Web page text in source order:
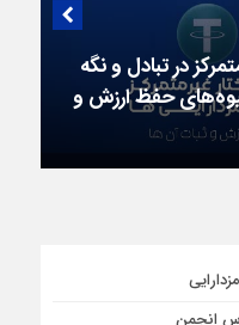
در تبادل و نگه
حفظ ارزش و
انجمن